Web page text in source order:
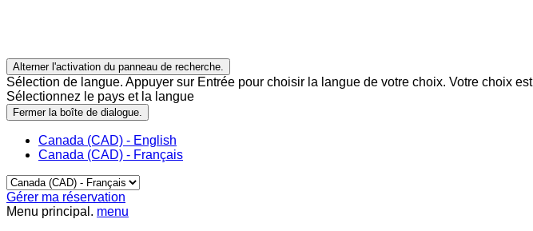
Alterner l'activation du panneau de recherche.
Sélection de langue. Appuyer sur Entrée pour choisir la langue de votre choix. Votre choix est
Sélectionnez le pays et la langue
Fermer la boîte de dialogue.
Canada (CAD) - English
Canada (CAD) - Français
Gérer ma réservation
Menu principal. menu